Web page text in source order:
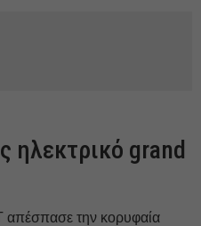
ηλεκτρικό grand
απέσπασε την κορυφαία